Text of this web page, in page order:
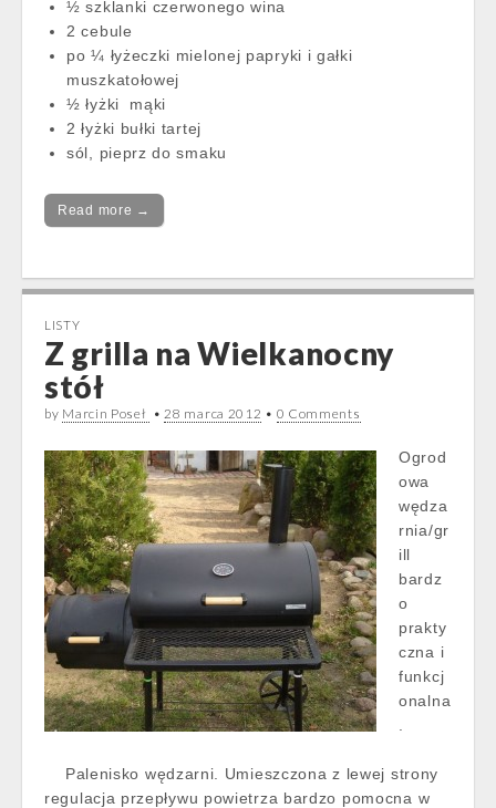
½ szklanki czerwonego wina
2 cebule
po ¼ łyżeczki mielonej papryki i gałki
muszkatołowej
½ łyżki mąki
2 łyżki bułki tartej
sól, pieprz do smaku
Read more →
LISTY
Z grilla na Wielkanocny
stół
by Marcin Poseł •28 marca 2012 • 0 Comments
Ogrod
owa
wędza
rnia/gr
ill
bardz
o
prakty
czna i
funkcj
onalna
Palenisko wędzarni. Umieszczona z lewej strony
regulacja przepływu powietrza bardzo pomocna w